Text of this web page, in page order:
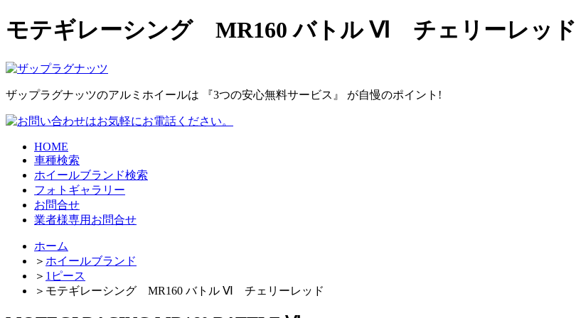
モテギレーシング MR160 バトル Ⅵ チェリーレッド
ザップラグナッツのアルミホイールは 『3つの安心無料サービス』 が自慢のポイント!
HOME
車種検索
ホイールブランド検索
フォトギャラリー
お問合せ
業者様専用お問合せ
ホーム
＞ ホイールブランド
＞ 1ピース
＞ モテギレーシング MR160 バトル Ⅵ チェリーレッド